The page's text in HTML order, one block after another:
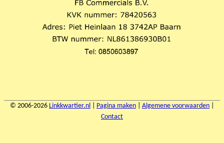
© 2006-2026 Linkkwartier.nl Pagina maken Algemene voorwaarden
Contact